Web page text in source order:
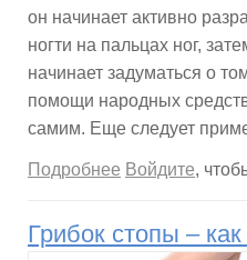
он начинает активно
ногти на пальцах ног,
начинает задуматься о
помощи народных
самим. Еще следует
Подробнее о Лечение
Войдите,
Грибок стопы –